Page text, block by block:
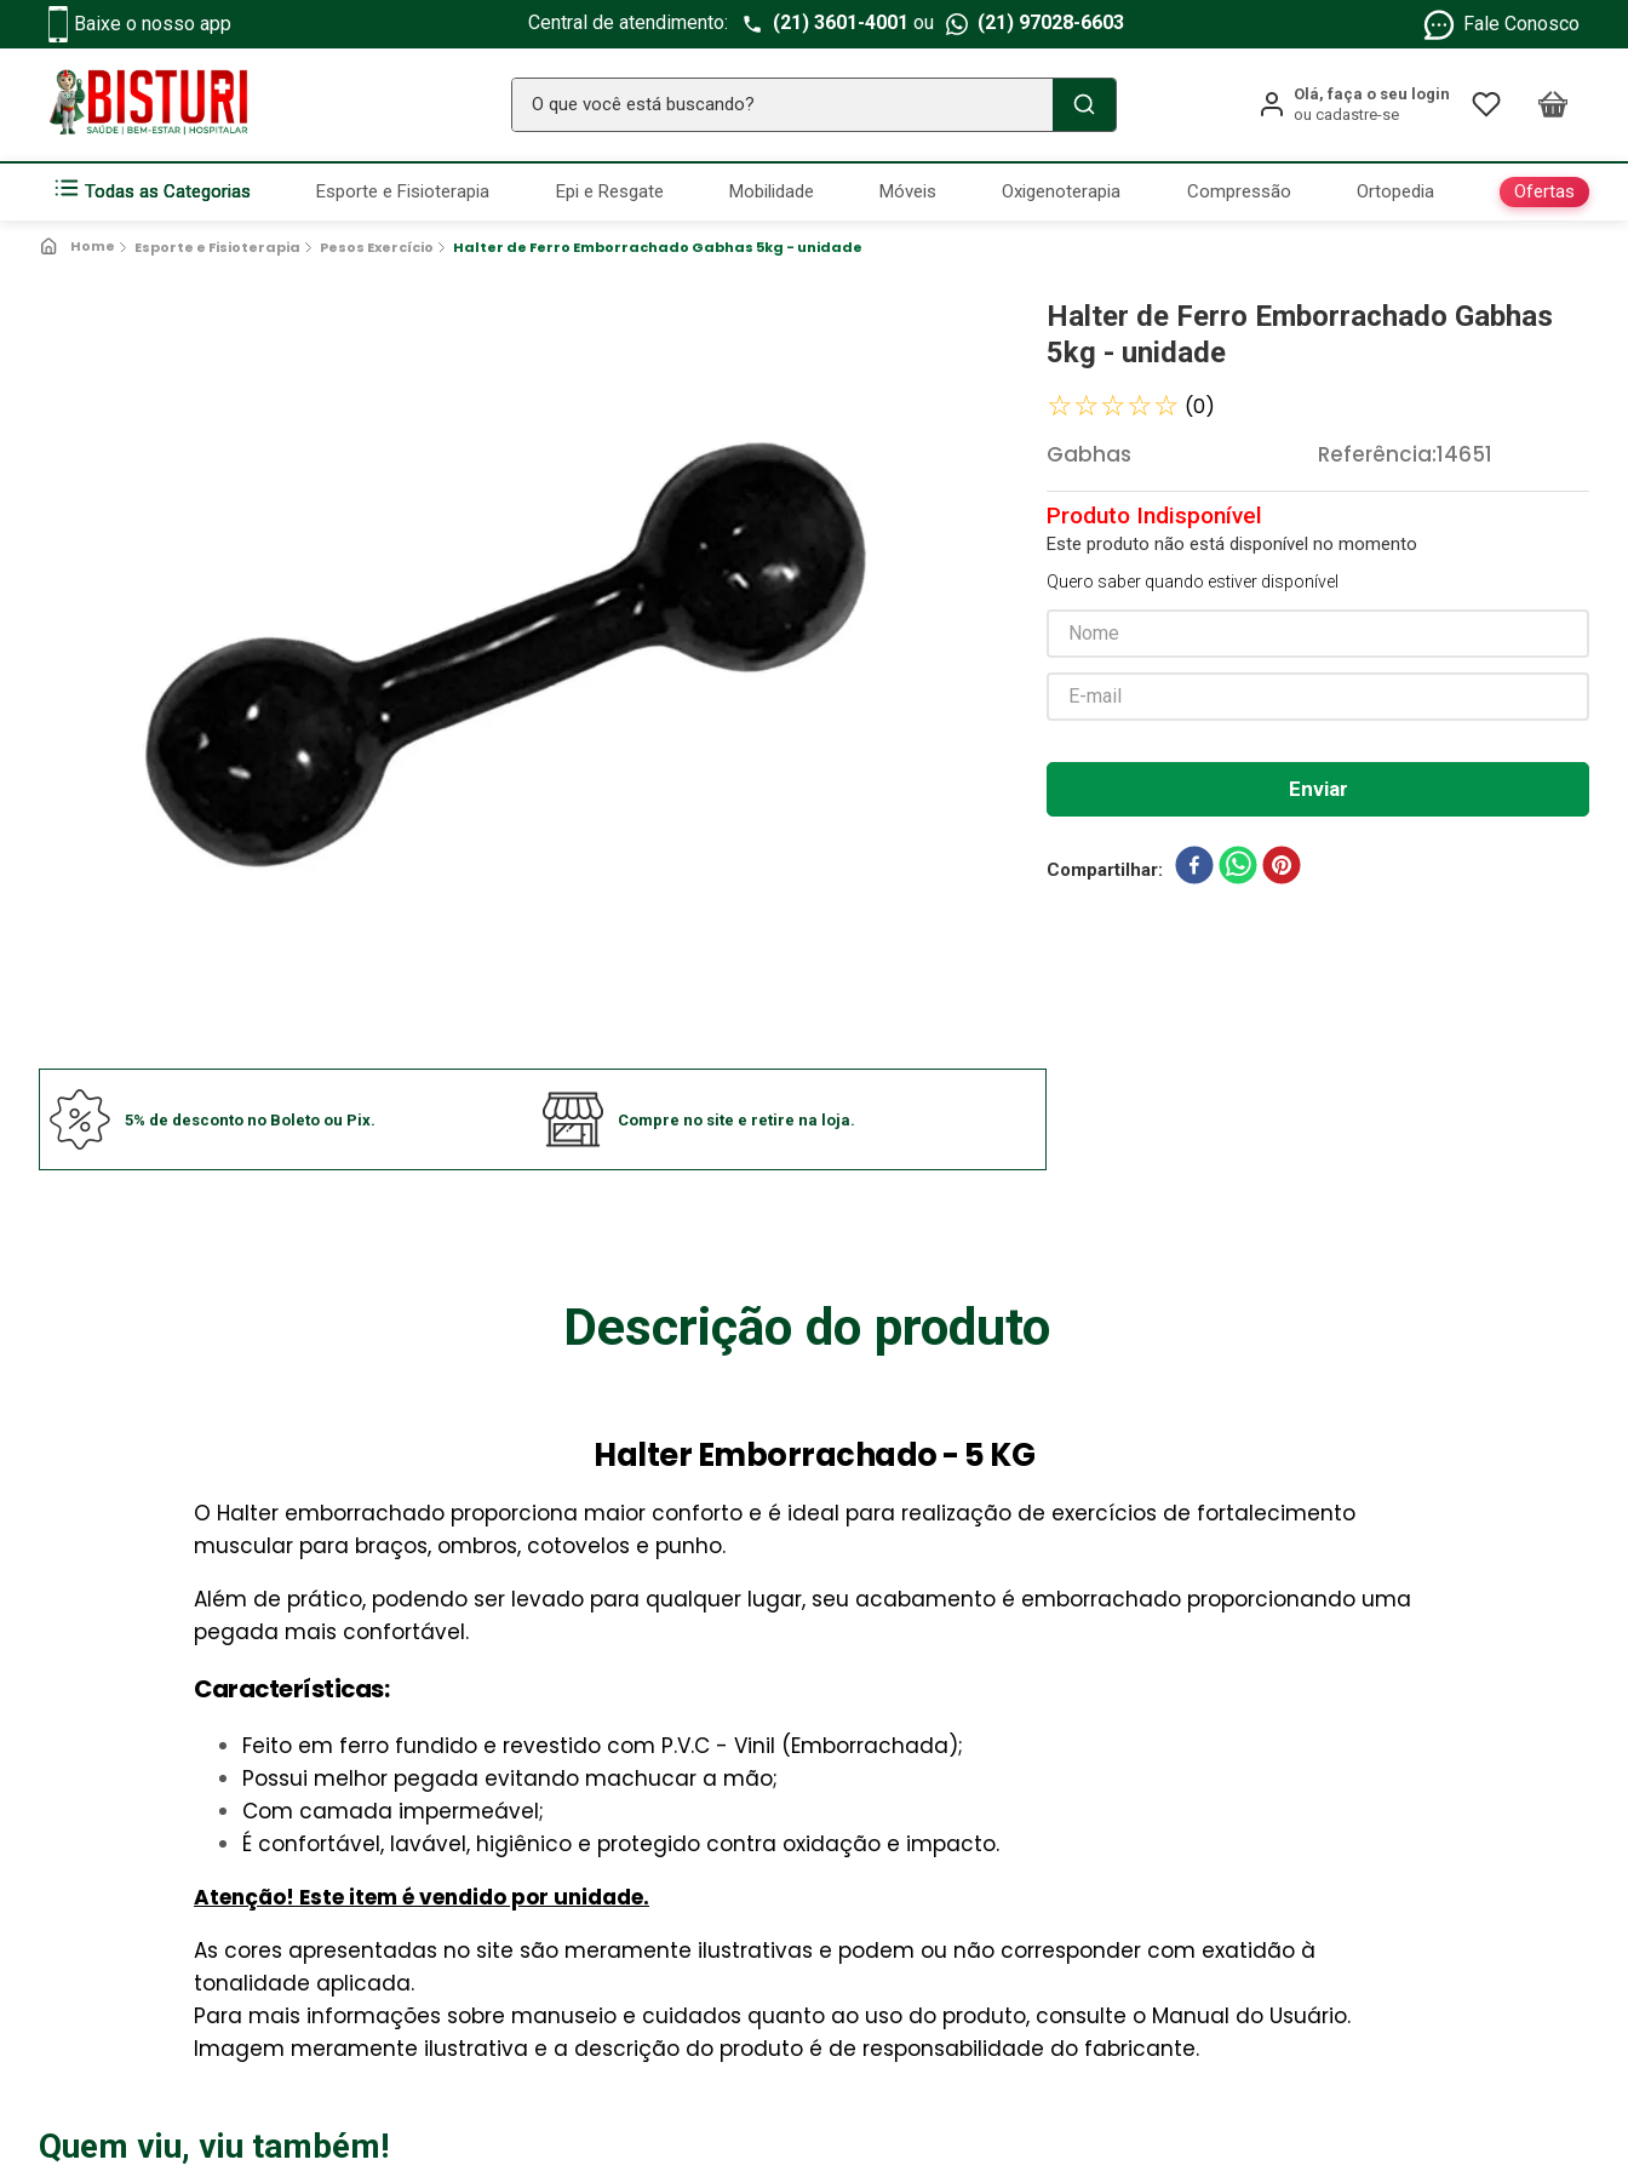
Baixe o nosso app Central de atendimento: (21) 3601-4001 ou (21) 97028-6603 Fale Conosco
O que você está buscando?
Todas as Categorias Esporte e Fisioterapia Epi e Resgate Mobilidade Móveis Oxigenoterapia Compressão Ortopedia Ofertas
Esporte e Fisioterapia Pesos Exercício Halter de Ferro Emborrachado Gabhas 5kg - unidade
5% de desconto no Boleto ou Pix. Compre no site e retire na loja.
Halter de Ferro Emborrachado Gabhas
5kg - unidade
☆☆☆☆☆ (0)
Gabhas Referência:14651
Este produto não está disponível no momento
Quero saber quando estiver disponível
Compartilhar
Descrição do produto
Halter Emborrachado - 5 KG
O Halter emborrachado proporciona maior conforto e é ideal para realização de exercícios de fortalecimento
muscular para braços, ombros, cotovelos e punho.
Além de prático, podendo ser levado para qualquer lugar, seu acabamento é emborrachado proporcionando uma
pegada mais confortável.
Características:
Feito em ferro fundido e revestido com P.V.C - Vinil (Emborrachada);
Possui melhor pegada evitando machucar a mão;
Com camada impermeável;
É confortável, lavável, higiênico e protegido contra oxidação e impacto.
Atenção! Este item é vendido por unidade.
As cores apresentadas no site são meramente ilustrativas e podem ou não corresponder com exatidão à
tonalidade aplicada.
Para mais informações sobre manuseio e cuidados quanto ao uso do produto, consulte o Manual do Usuário.
Imagem meramente ilustrativa e a descrição do produto é de responsabilidade do fabricante.
Quem viu, viu também!
TERMOS MAIS BUSCADOS
Seringa Insulina
2º Fralda Geriatrica
Absorvente Geriatrico
Gaze Esteril
Cadeira Banho
º Gaze